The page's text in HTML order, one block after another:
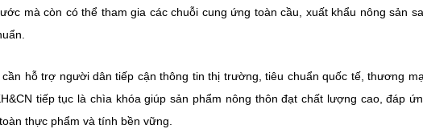
mà còn có thể tham gia các chuỗi cung ứng toàn cầu, xuất khẩu nông sản
hỗ trợ người dân tiếp cận thông tin thị trường, tiêu chuẩn quốc tế, thương
tiếp tục là chìa khóa giúp sản phẩm nông thôn đạt chất lượng cao, đáp
thực phẩm và tính bền vững.